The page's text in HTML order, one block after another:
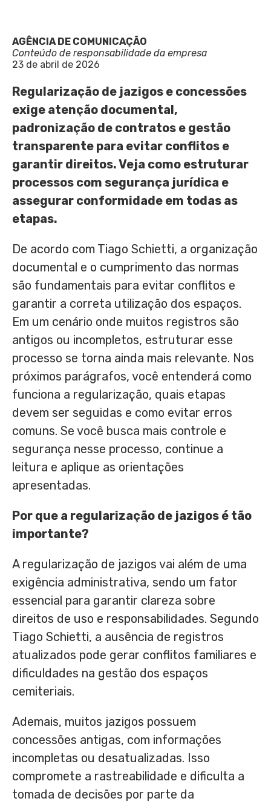
AGÊNCIA DE COMUNICAÇÃO
Conteúdo de responsabilidade da empresa
23 de abril de 2026
Regularização de jazigos e concessões
exige atenção documental,
padronização de contratos e gestão
transparente para evitar conflitos e
garantir direitos. Veja como estruturar
processos com segurança jurídica e
assegurar conformidade em todas as
etapas.
De acordo com Tiago Schietti, a organização
documental e o cumprimento das normas
são fundamentais para evitar conflitos e
garantir a correta utilização dos espaços.
Em um cenário onde muitos registros são
antigos ou incompletos, estruturar esse
processo se torna ainda mais relevante. Nos
próximos parágrafos, você entenderá como
funciona a regularização, quais etapas
devem ser seguidas e como evitar erros
comuns. Se você busca mais controle e
segurança nesse processo, continue a
leitura e aplique as orientações
apresentadas.
Por que a regularização de jazigos é tão
importante?
A regularização de jazigos vai além de uma
exigência administrativa, sendo um fator
essencial para garantir clareza sobre
direitos de uso e responsabilidades. Segundo
Tiago Schietti, a ausência de registros
atualizados pode gerar conflitos familiares e
dificuldades na gestão dos espaços
cemiteriais.
Ademais, muitos jazigos possuem
concessões antigas, com informações
incompletas ou desatualizadas. Isso
compromete a rastreabilidade e dificulta a
tomada de decisões por parte da